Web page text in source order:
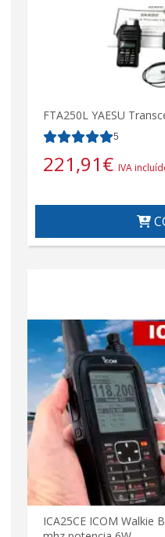
FTA250L YAESU
5
221,91€ IVA
ICA25CE ICOM Walkie